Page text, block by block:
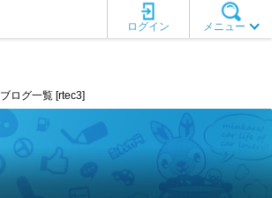
メニュー
ログイン
ブログ一覧 [rtec3]